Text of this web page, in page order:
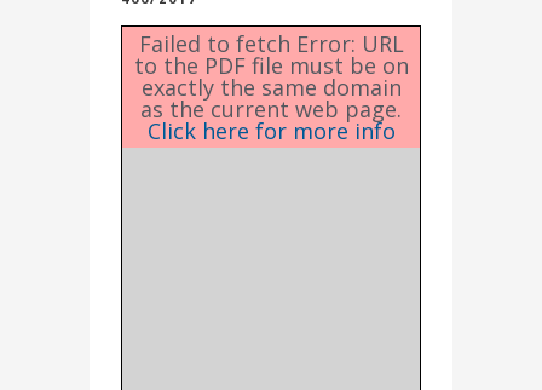
Failed to fetch Error: URL
to the PDF file must be on
exactly the same domain
as the current web page.
Click here for more info